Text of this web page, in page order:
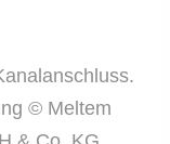
© Meltem